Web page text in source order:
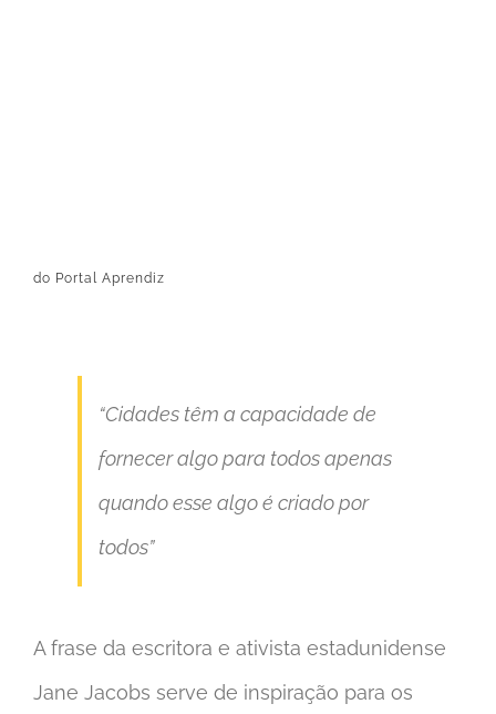
do Portal Aprendiz
“Cidades têm a capacidade de
fornecer algo para todos apenas
quando esse algo é criado por
todos”
A frase da escritora e ativista estadunidense
Jane Jacobs serve de inspiração para os